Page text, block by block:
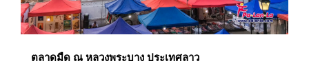
ตลาดมืด ณ หลวงพระบาง ประเทศลาว